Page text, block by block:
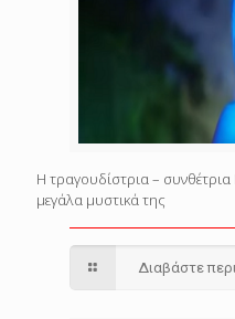
Η τραγουδίστρια –
μεγάλα μυστικά της
Διαβάστε